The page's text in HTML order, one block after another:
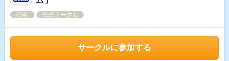
公開 公式サークル
サークルに参加する